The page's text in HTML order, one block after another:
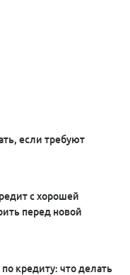
если требуют
с хорошей
перед новой
кредиту: что делать